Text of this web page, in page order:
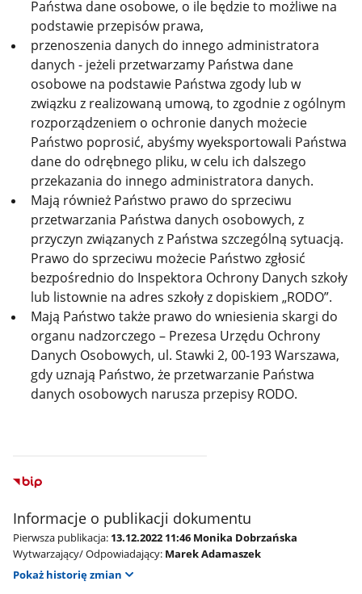
Państwa dane osobowe, o ile będzie to możliwe na
podstawie przepisów prawa,
przenoszenia danych do innego administratora
danych - jeżeli przetwarzamy Państwa dane
osobowe na podstawie Państwa zgody lub w
związku z realizowaną umową, to zgodnie z ogólnym
rozporządzeniem o ochronie danych możecie
Państwo poprosić, abyśmy wyeksportowali Państwa
dane do odrębnego pliku, w celu ich dalszego
przekazania do innego administratora danych.
Mają również Państwo prawo do sprzeciwu
przetwarzania Państwa danych osobowych, z
przyczyn związanych z Państwa szczególną sytuacją.
Prawo do sprzeciwu możecie Państwo zgłosić
bezpośrednio do Inspektora Ochrony Danych szkoły
lub listownie na adres szkoły z dopiskiem „RODO”.
Mają Państwo także prawo do wniesienia skargi do
organu nadzorczego – Prezesa Urzędu Ochrony
Danych Osobowych, ul. Stawki 2, 00-193 Warszawa,
gdy uznają Państwo, że przetwarzanie Państwa
danych osobowych narusza przepisy RODO.
Informacje o publikacji dokumentu
Pierwsza publikacja: 13.12.2022 11:46 Monika Dobrzańska
Wytwarzający/ Odpowiadający: Marek Adamaszek
Pokaż historię zmian